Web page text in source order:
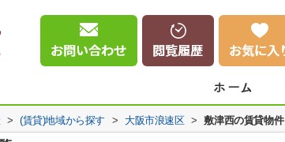
> (賃貸)地域から探す > 大阪市浪速区 > 敷津西の賃貸物件